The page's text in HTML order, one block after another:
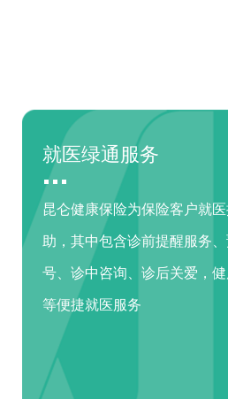
就医绿通服务
昆仑健康保险为保险客户就
助，其中包含诊前提醒服务
号、诊中咨询、诊后关爱，
等便捷就医服务